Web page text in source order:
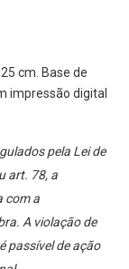
cm. Base de
impressão digital
pela Lei de
art. 78, a
com a
A violação de
passível de ação